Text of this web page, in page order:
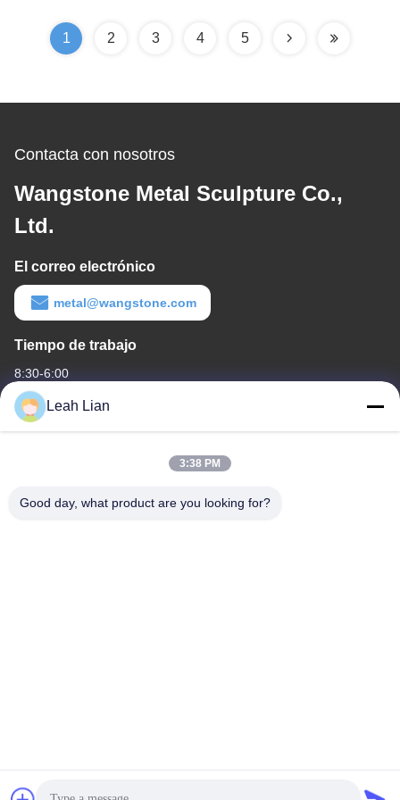
1 2 3 4 5
Contacta con nosotros
Wangstone Metal Sculpture Co.,
Ltd.
El correo electrónico
metal@wangstone.com
Tiempo de trabajo
8:30-6:00
Nuestra dirección
Unidad 701A, No. 837 Calle 2 de Qianpu Medio, distrito de
Leah Lian
3:38 PM
Good day, what product are you looking for?